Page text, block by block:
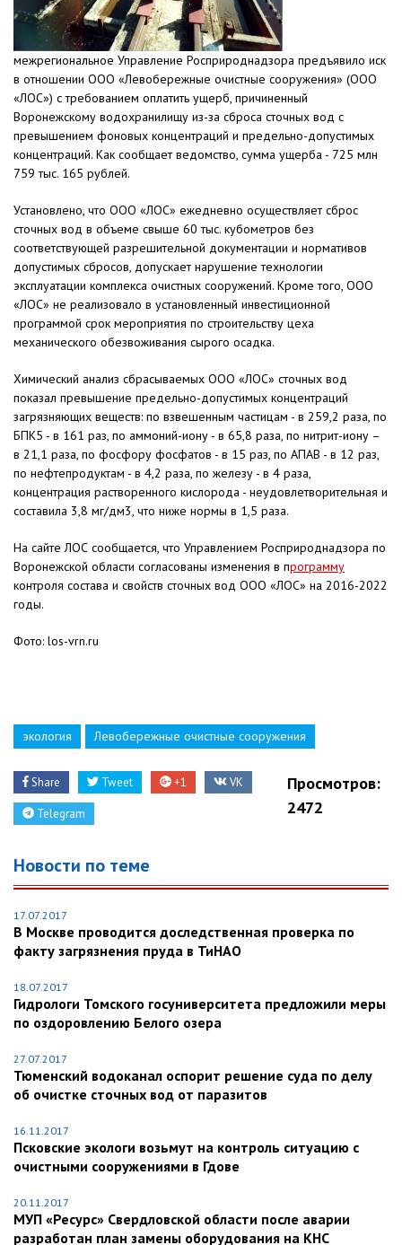
межрегиональное Управление Росприроднадзора предъявило иск
в отношении ООО «Левобережные очистные сооружения» (ООО
«ЛОС») с требованием оплатить ущерб, причиненный
Воронежскому водохранилищу из-за сброса сточных вод с
превышением фоновых концентраций и предельно-допустимых
концентраций. Как сообщает ведомство, сумма ущерба - 725 млн
759 тыс. 165 рублей.
Установлено, что ООО «ЛОС» ежедневно осуществляет сброс
сточных вод в объеме свыше 60 тыс. кубометров без
соответствующей разрешительной документации и нормативов
допустимых сбросов, допускает нарушение технологии
эксплуатации комплекса очистных сооружений. Кроме того, ООО
«ЛОС» не реализовало в установленный инвестиционной
программой срок мероприятия по строительству цеха
механического обезвоживания сырого осадка.
Химический анализ сбрасываемых ООО «ЛОС» сточных вод
показал превышение предельно-допустимых концентраций
загрязняющих веществ: по взвешенным частицам - в 259,2 раза, по
БПК5 - в 161 раз, по аммоний-иону - в 65,8 раза, по нитрит-иону –
в 21,1 раза, по фосфору фосфатов - в 15 раз, по АПАВ - в 12 раз,
по нефтепродуктам - в 4,2 раза, по железу - в 4 раза,
концентрация растворенного кислорода - неудовлетворительная и
составила 3,8 мг/дм3, что ниже нормы в 1,5 раза.
На сайте ЛОС сообщается, что Управлением Росприроднадзора по
Воронежской области согласованы изменения в программу
контроля состава и свойств сточных вод ООО «ЛОС» на 2016-2022
годы.
Фото: los-vrn.ru
экология Левобережные очистные сооружения
Share Tweet +1 VK
Telegram
Просмотров:
2472
Новости по теме
17.07.2017
В Москве проводится доследственная проверка по
факту загрязнения пруда в ТиНАО
18.07.2017
Гидрологи Томского госуниверситета предложили меры
по оздоровлению Белого озера
27.07.2017
Тюменский водоканал оспорит решение суда по делу
об очистке сточных вод от паразитов
16.11.2017
Псковские экологи возьмут на контроль ситуацию с
очистными сооружениями в Гдове
20.11.2017
МУП «Ресурс» Свердловской области после аварии
разработан план замены оборудования на КНС